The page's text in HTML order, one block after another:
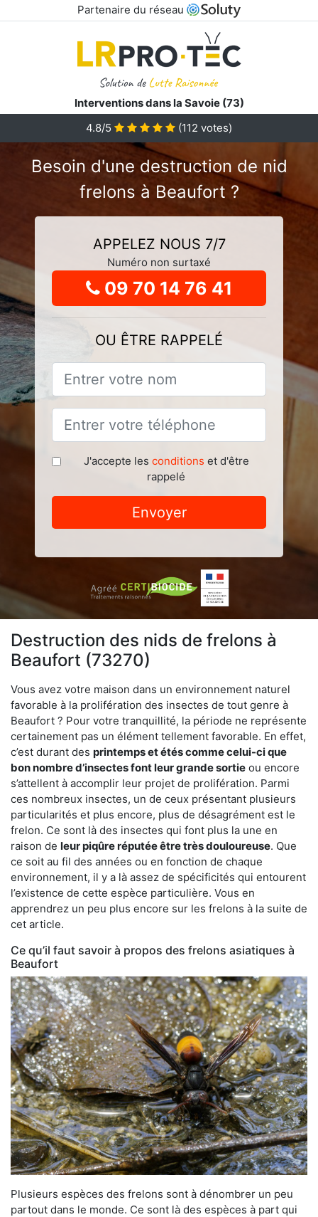
Partenaire du réseau
Interventions dans la Savoie (73)
4.8/5 (112 votes)
Besoin d'une destruction de nid
frelons à Beaufort ?
APPELEZ NOUS 7/7
Numéro non surtaxé
09 70 14 76 41
OU ÊTRE RAPPELÉ
J'accepte les conditions et d'être
rappelé
Envoyer
Destruction des nids de frelons à
Beaufort (73270)
Vous avez votre maison dans un environnement naturel
favorable à la prolifération des insectes de tout genre à
Beaufort ? Pour votre tranquillité, la période ne représente
certainement pas un élément tellement favorable. En effet,
c’est durant des printemps et étés comme celui-ci que
bon nombre d’insectes font leur grande sortie ou encore
s’attellent à accomplir leur projet de prolifération. Parmi
ces nombreux insectes, un de ceux présentant plusieurs
particularités et plus encore, plus de désagrément est le
frelon. Ce sont là des insectes qui font plus la une en
raison de leur piqûre réputée être très douloureuse. Que
ce soit au fil des années ou en fonction de chaque
environnement, il y a là assez de spécificités qui entourent
l’existence de cette espèce particulière. Vous en
apprendrez un peu plus encore sur les frelons à la suite de
cet article.
Ce qu’il faut savoir à propos des frelons asiatiques à
Beaufort
Plusieurs espèces des frelons sont à dénombrer un peu
partout dans le monde. Ce sont là des espèces à part qui